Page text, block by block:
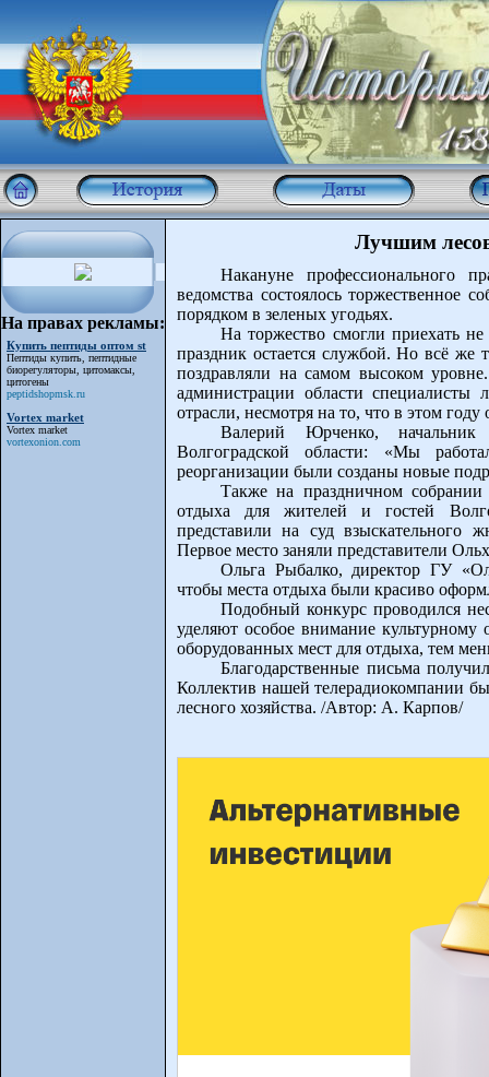
На правах рекламы:
Купить пептиды оптом st
Пептиды купить, пептидные
биорегуляторы, цитомаксы,
цитогены
peptidshopmsk.ru
Vortex market
Vortex market
vortexonion.com
Лучшим
Накануне профессионального
ведомства состоялось торжественное
порядком в зеленых угодьях.
На торжество смогли приехать
праздник остается службой. Но всё же
поздравляли на самом высоком
администрации области специалисты
отрасли, несмотря на то, что в этом
Валерий Юрченко, начальник
Волгоградской области: «Мы
реорганизации были созданы новые
Также на праздничном
отдыха для жителей и гостей
представили на суд взыскательного
Первое место заняли представители
Ольга Рыбалко, директор ГУ
чтобы места отдыха были красиво
Подобный конкурс проводился
уделяют особое внимание
оборудованных мест для отдыха, тем
Благодарственные письма
Коллектив нашей телерадиокомпании
лесного хозяйства. /Автор: А. Карпов/